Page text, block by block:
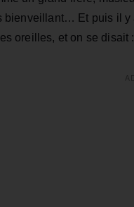
bienveillant… Et puis il y
oreilles, et on se disait :